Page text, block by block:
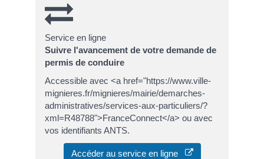
Service en ligne
Suivre l'avancement de votre demande de
permis de conduire
Accessible avec <a href="https://www.ville-
mignieres.fr/mignieres/mairie/demarches-
administratives/services-aux-particuliers/?
xml=R48788">FranceConnect</a> ou avec
vos identifiants ANTS.
Accéder au service en ligne